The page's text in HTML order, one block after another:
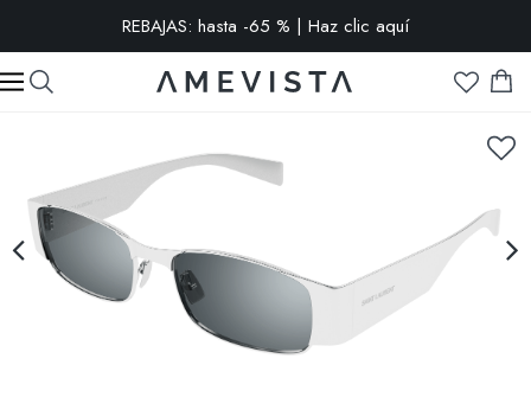
REBAJAS: hasta -65 % | Haz clic aquí
-10% extra en todas las gafas con cristales graduados | Código:
VISION10